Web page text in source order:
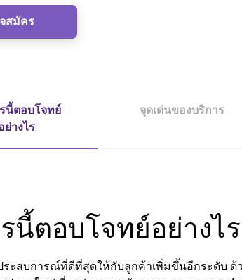
สมัคร
นี้ตอบโจทย์
ย่างไร
จุดเด่นของบริการ
นี้ตอบโจทย์อย่างไร
ระสบการณ์ที่ดีที่สุดให้กับลูกค้าเพิ่มขึ้นอีกระดับ ด้ว